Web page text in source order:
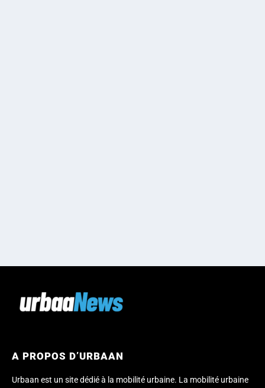
A PROPOS D’URBAAN
Urbaan est un site dédié à la mobilité urbaine. La mobilité urbaine